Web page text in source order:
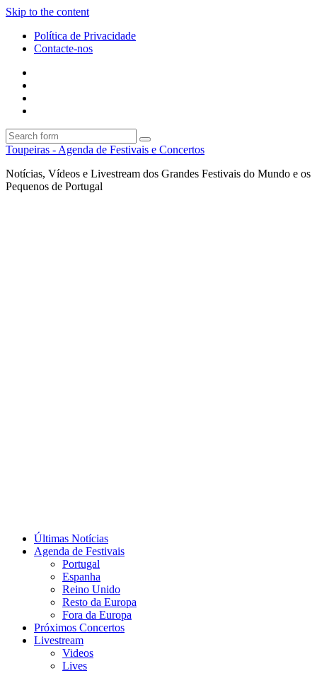
Skip to the content
Política de Privacidade
Contacte-nos
Search
Toupeiras - Agenda de Festivais e Concertos
Notícias, Vídeos e Livestream dos Grandes Festivais do Mundo e os
Pequenos de Portugal
Últimas Notícias
Agenda de Festivais
Portugal
Espanha
Reino Unido
Resto da Europa
Fora da Europa
Próximos Concertos
Livestream
Videos
Lives